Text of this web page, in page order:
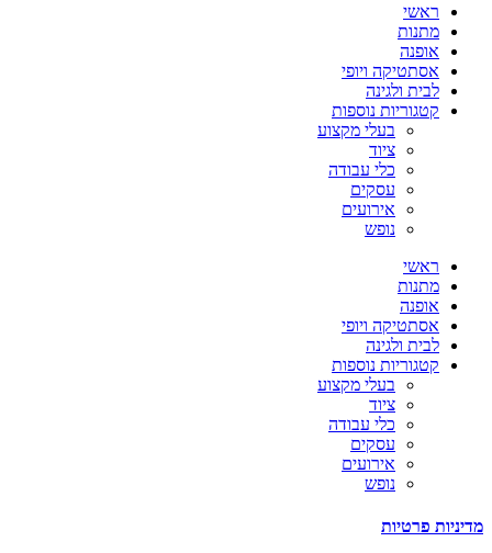
ראשי
מתנות
אופנה
אסתטיקה ויופי
לבית ולגינה
קטגוריות נוספות
בעלי מקצוע
ציוד
כלי עבודה
עסקים
אירועים
נופש
ראשי
מתנות
אופנה
אסתטיקה ויופי
לבית ולגינה
קטגוריות נוספות
בעלי מקצוע
ציוד
כלי עבודה
עסקים
אירועים
נופש
מדיניות פרטיות